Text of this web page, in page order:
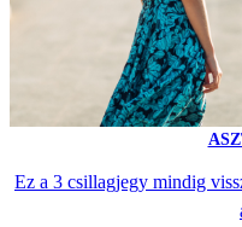
Ez a 3 csillagjegy mindig